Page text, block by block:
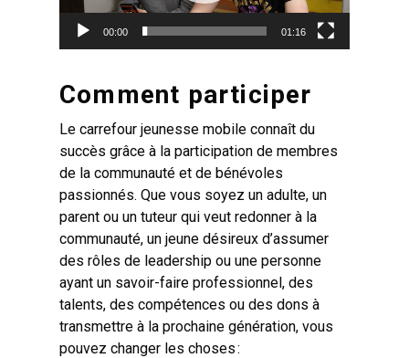
00:00 01:16
Comment participer
Le carrefour jeunesse mobile connaît du
succès grâce à la participation de membres
de la communauté et de bénévoles
passionnés. Que vous soyez un adulte, un
parent ou un tuteur qui veut redonner à la
communauté, un jeune désireux d’assumer
des rôles de leadership ou une personne
ayant un savoir-faire professionnel, des
talents, des compétences ou des dons à
transmettre à la prochaine génération, vous
pouvez changer les choses :